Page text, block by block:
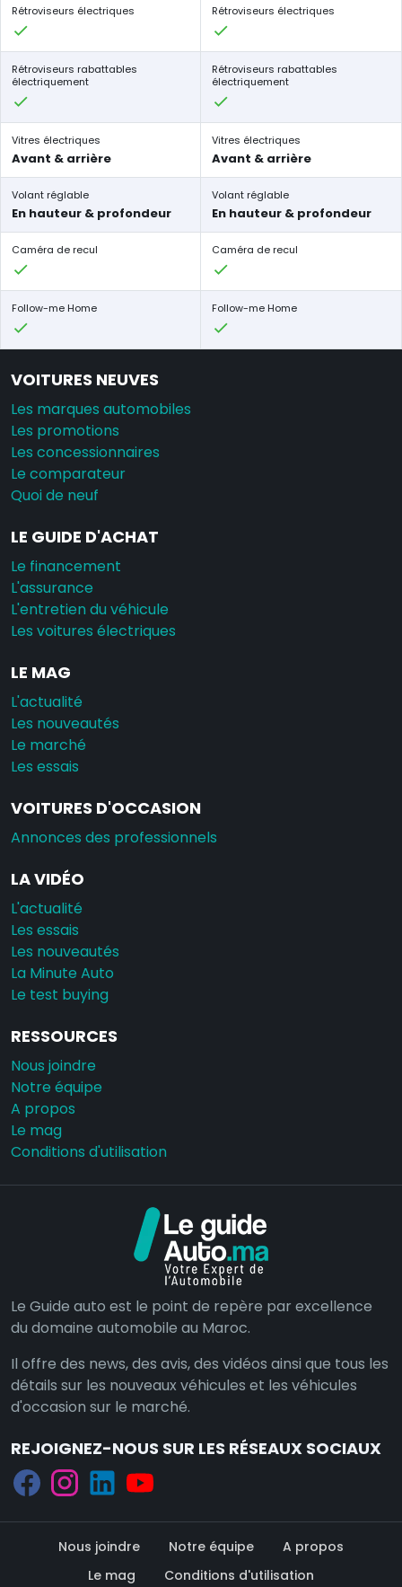
Rétroviseurs électriques Rétroviseurs électriques
Rétroviseurs rabattables
électriquement
Rétroviseurs rabattables
électriquement
Vitres électriques
Avant & arrière
Vitres électriques
Avant & arrière
Volant réglable
En hauteur & profondeur
Volant réglable
En hauteur & profondeur
Caméra de recul Caméra de recul
Follow-me Home Follow-me Home
VOITURES NEUVES
Les marques automobiles
Les promotions
Les concessionnaires
Le comparateur
Quoi de neuf
LE GUIDE D'ACHAT
Le financement
L'assurance
L'entretien du véhicule
Les voitures électriques
LE MAG
L'actualité
Les nouveautés
Le marché
Les essais
VOITURES D'OCCASION
Annonces des professionnels
LA VIDÉO
L'actualité
Les essais
Les nouveautés
La Minute Auto
Le test buying
RESSOURCES
Nous joindre
Notre équipe
A propos
Le mag
Conditions d'utilisation
Le Guide auto est le point de repère par excellence
du domaine automobile au Maroc.
Il offre des news, des avis, des vidéos ainsi que tous les
détails sur les nouveaux véhicules et les véhicules
d'occasion sur le marché.
REJOIGNEZ-NOUS SUR LES RÉSEAUX SOCIAUX
Nous joindre Notre équipe
A propos
Le mag
Conditions d'utilisation